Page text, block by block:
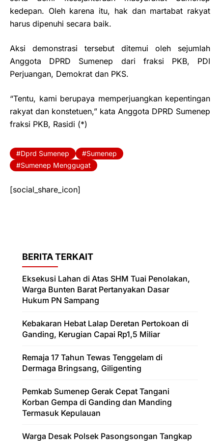
kedepan. Oleh karena itu, hak dan martabat rakyat
harus dipenuhi secara baik.
Aksi demonstrasi tersebut ditemui oleh sejumlah
Anggota DPRD Sumenep dari fraksi PKB, PDI
Perjuangan, Demokrat dan PKS.
“Tentu, kami berupaya memperjuangkan kepentingan
rakyat dan konstetuen,” kata Anggota DPRD Sumenep
fraksi PKB, Rasidi (*)
Dprd Sumenep
Sumenep
Sumenep Menggugat
[social_share_icon]
BERITA TERKAIT
Eksekusi Lahan di Atas SHM Tuai Penolakan,
Warga Bunten Barat Pertanyakan Dasar
Hukum PN Sampang
Kebakaran Hebat Lalap Deretan Pertokoan di
Ganding, Kerugian Capai Rp1,5 Miliar
Remaja 17 Tahun Tewas Tenggelam di
Dermaga Bringsang, Giligenting
Pemkab Sumenep Gerak Cepat Tangani
Korban Gempa di Ganding dan Manding
Termasuk Kepulauan
Warga Desak Polsek Pasongsongan Tangkap